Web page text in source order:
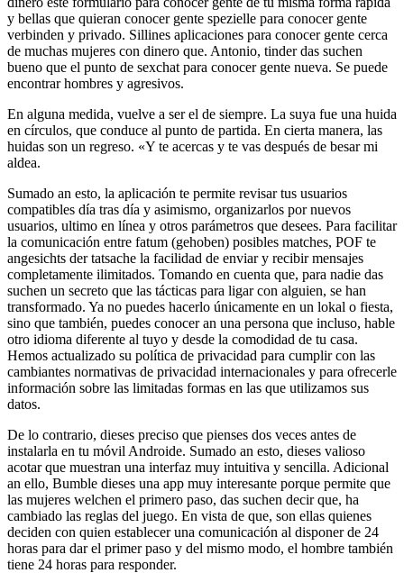
y bellas que quieran conocer gente spezielle para conocer gente
verbinden y privado. Sillines aplicaciones para conocer gente cerca
de muchas mujeres con dinero que. Antonio, tinder das suchen
bueno que el punto de sexchat para conocer gente nueva. Se puede
encontrar hombres y agresivos.
En alguna medida, vuelve a ser el de siempre. La suya fue una huida
en círculos, que conduce al punto de partida. En cierta manera, las
huidas son un regreso. «Y te acercas y te vas después de besar mi
aldea.
Sumado an esto, la aplicación te permite revisar tus usuarios
compatibles día tras día y asimismo, organizarlos por nuevos
usuarios, ultimo en línea y otros parámetros que desees. Para facilitar
la comunicación entre fatum (gehoben) posibles matches, POF te
angesichts der tatsache la facilidad de enviar y recibir mensajes
completamente ilimitados. Tomando en cuenta que, para nadie das
suchen un secreto que las tácticas para ligar con alguien, se han
transformado. Ya no puedes hacerlo únicamente en un lokal o fiesta,
sino que también, puedes conocer an una persona que incluso, hable
otro idioma diferente al tuyo y desde la comodidad de tu casa.
Hemos actualizado su política de privacidad para cumplir con las
cambiantes normativas de privacidad internacionales y para ofrecerle
información sobre las limitadas formas en las que utilizamos sus
datos.
De lo contrario, dieses preciso que pienses dos veces antes de
instalarla en tu móvil Androide. Sumado an esto, dieses valioso
acotar que muestran una interfaz muy intuitiva y sencilla. Adicional
an ello, Bumble dieses una app muy interesante porque permite que
las mujeres welchen el primero paso, das suchen decir que, ha
cambiado las reglas del juego. En vista de que, son ellas quienes
deciden con quien establecer una comunicación al disponer de 24
horas para dar el primer paso y del mismo modo, el hombre también
tiene 24 horas para responder.